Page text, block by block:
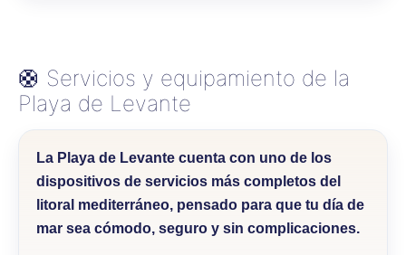
🛟 Servicios y equipamiento de la
Playa de Levante
La Playa de Levante cuenta con uno de los
dispositivos de servicios más completos del
litoral mediterráneo, pensado para que tu día de
mar sea cómodo, seguro y sin complicaciones.